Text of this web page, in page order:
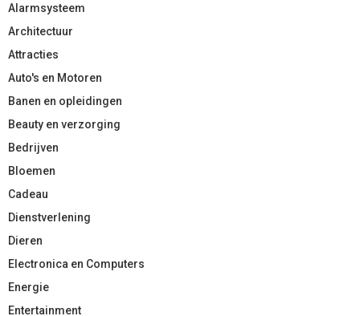
Alarmsysteem
Architectuur
Attracties
Auto's en Motoren
Banen en opleidingen
Beauty en verzorging
Bedrijven
Bloemen
Cadeau
Dienstverlening
Dieren
Electronica en Computers
Energie
Entertainment